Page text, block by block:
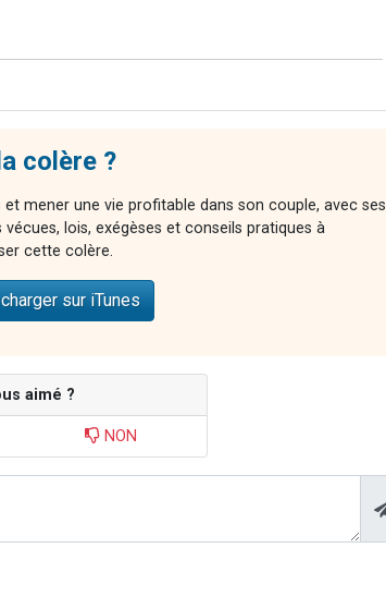
colère ?
mener une vie profitable dans son couple, avec ses
lois, exégèses et conseils pratiques à
cette colère.
sur iTunes
aimé ?
NON